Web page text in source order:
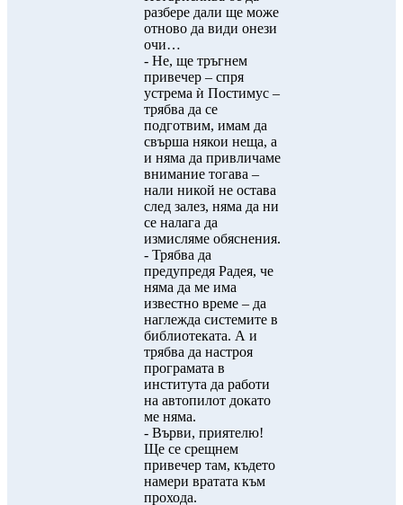
разбере дали ще може
отново да види онези
очи…
- Не, ще тръгнем
привечер – спря
устрема ѝ Постимус –
трябва да се
подготвим, имам да
свърша някои неща, а
и няма да привличаме
внимание тогава –
нали никой не остава
след залез, няма да ни
се налага да
измисляме обяснения.
- Трябва да
предупредя Радея, че
няма да ме има
известно време – да
наглежда системите в
библиотеката. А и
трябва да настроя
програмата в
института да работи
на автопилот докато
ме няма.
- Върви, приятелю!
Ще се срещнем
привечер там, където
намери вратата към
прохода.